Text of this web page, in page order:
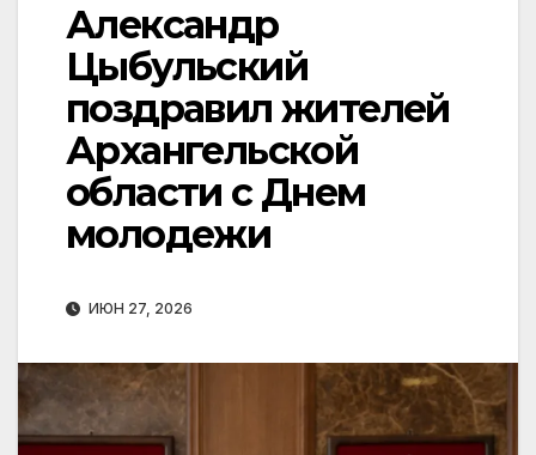
Александр
Цыбульский
поздравил жителей
Архангельской
области с Днем
молодежи
ИЮН 27, 2026